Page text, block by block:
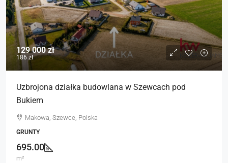
129 000 zł
186 zł
Uzbrojona działka budowlana w Szewcach pod
Bukiem
Makowa, Szewce, Polska
GRUNTY
695.00
m²